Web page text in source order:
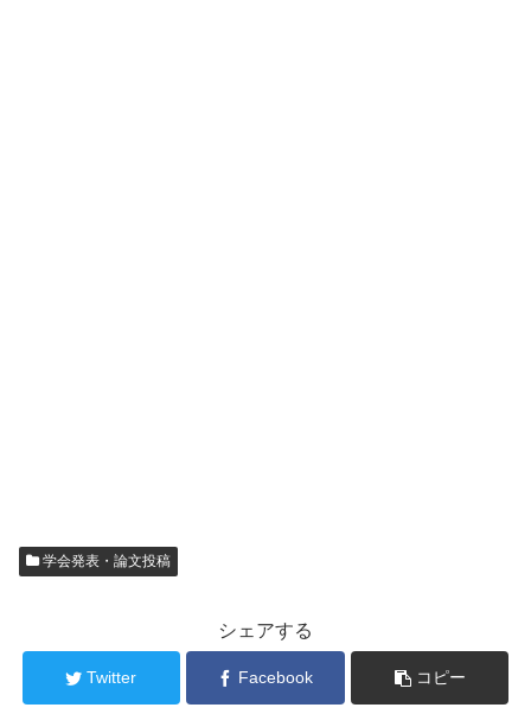
学会発表・論文投稿
シェアする
Twitter Facebook コピー